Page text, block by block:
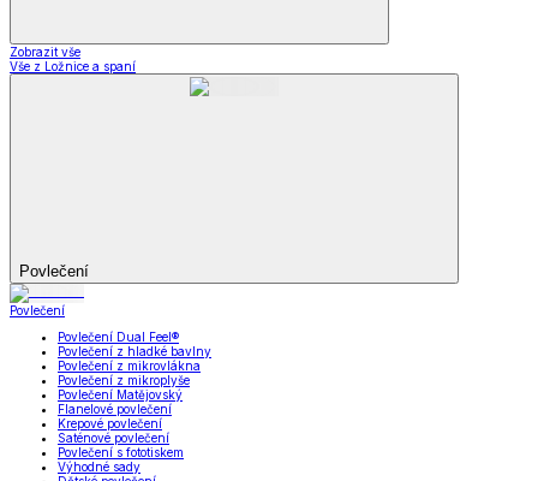
Zobrazit vše
Vše z Ložnice a spaní
Povlečení
Povlečení
Povlečení Dual Feel®
Povlečení z hladké bavlny
Povlečení z mikrovlákna
Povlečení z mikroplyše
Povlečení Matějovský
Flanelové povlečení
Krepové povlečení
Saténové povlečení
Povlečení s fototiskem
Výhodné sady